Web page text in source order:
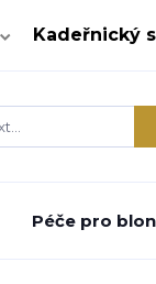
Kadeřnický
Péče pro